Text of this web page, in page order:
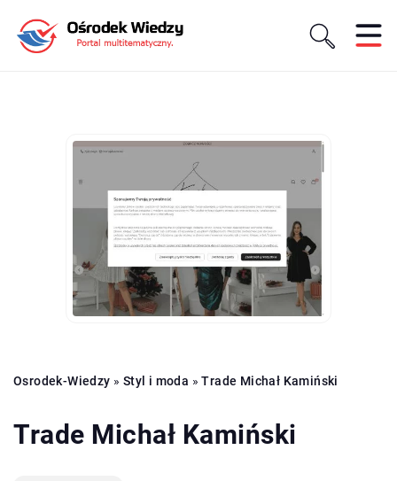
Osrodek-Wiedzy » Styl i moda »Trade Michał Kamiński
Trade Michał Kamiński